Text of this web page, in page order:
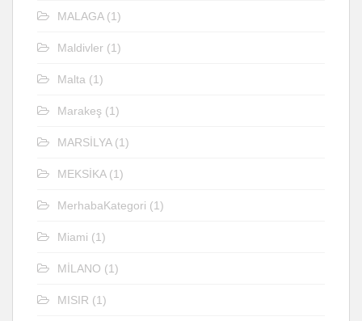
MALAGA(1)
Maldivler (1)
Malta (1)
Marakeş (1)
MARSİLYA(1)
MEKSİKA(1)
MerhabaKategori (1)
Miami (1)
MİLANO (1)
MISIR (1)